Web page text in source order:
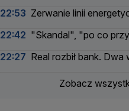
22:53 Zerwanie linii
Wojskowa
22:42 "Skandal", "po co
22:27 Real rozbił bank. Dwa
Zobacz